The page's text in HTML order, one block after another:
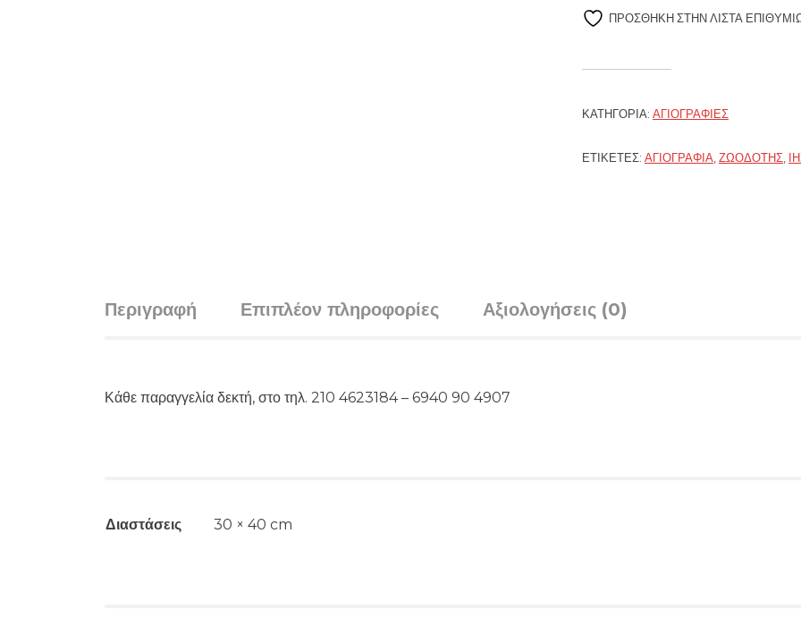
ΠΡΌΣΘΉΚΗ ΣΤΗΝ ΛΊΣΤΑ
ΚΑΤΗΓΟΡΊΑ: ΑΓΙΟΓΡΑΦΊΕΣ
ΕΤΙΚΈΤΕΣ: ΑΓΙΟΓΡΑΦΊΑ ΖΩΟΔΌΤΗΣ
Περιγραφή Επιπλέον πληροφορίες Αξιολογήσεις (0)
Κάθε παραγγελία δεκτή, στο τηλ. 210 4623184 – 6940 90 4907
Διαστάσεις 30 × 40 cm